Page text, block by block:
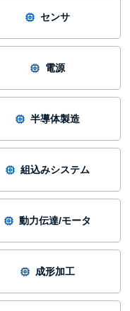
センサ
電源
半導体製造
組込みシステム
動力伝達/モータ
成形加工